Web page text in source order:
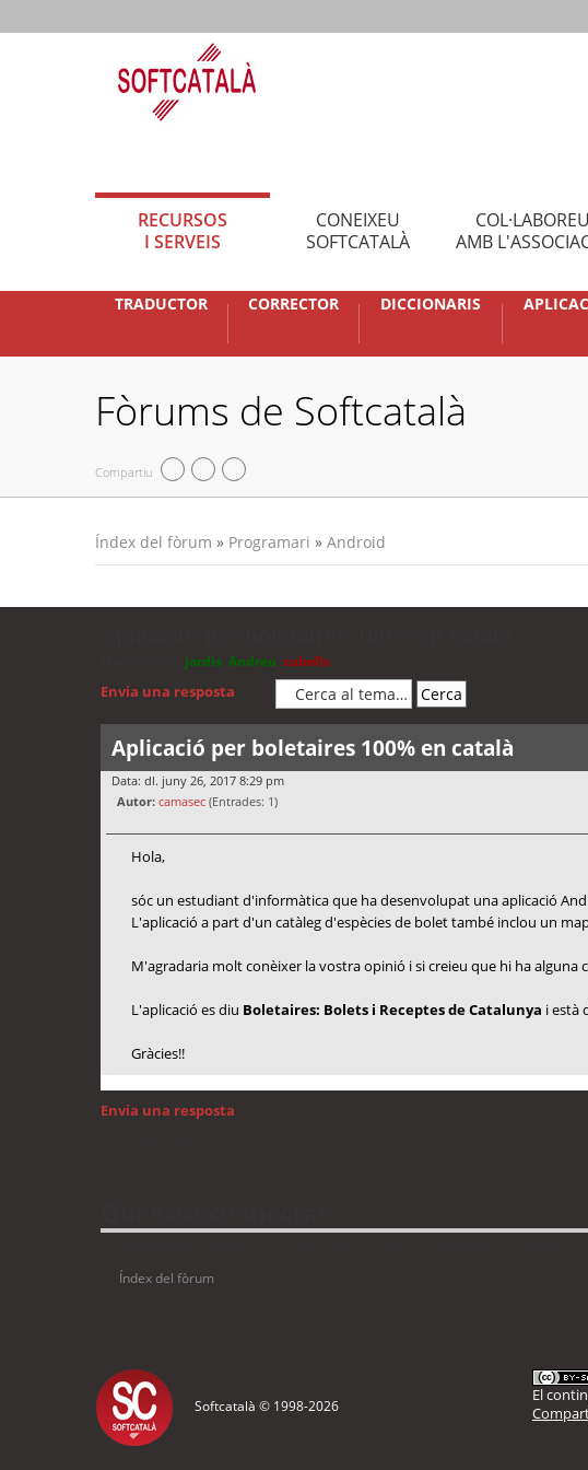
RECURSOS
I SERVEIS
CONEIXEU
SOFTCATALÀ
COL·LABOREU
AMB
TRADUCTOR CORRECTOR DICCIONARIS
Fòrums de Softcatalà
Compartiu
Índex del fòrum » Programari » Android
jordis Andreu cubells
Envia una resposta
Aplicació per boletaires 100% en català
Data: dl. juny 26, 2017 8:29 pm
Autor: camasec (Entrades: 1)
Hola,
sóc un estudiant d'informàtica que ha desenvolupat una aplicació
L'aplicació a part d'un catàleg d'espècies de bolet també inclou un
M'agradaria molt conèixer la vostra opinió i si creieu que hi ha
L'aplicació es diu Boletaires: Bolets i Receptes de Catalunya i està
Gràcies!!
Envia una resposta
Índex del fòrum
Softcatalà © 1998-2026
El